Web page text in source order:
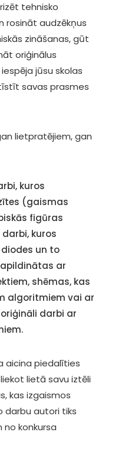
tehnisko
rosināt audzēkņus
zināšanas, gūt
oriģinālus
jūsu skolas
savas prasmes
lietpratējiem, gan
kuros
(gaismas
figūras
kuros
un to
ar
shēmas, kas
algoritmiem vai ar
darbi ar
aicina piedalīties
lietā savu iztēli
kas izgaismos
darbu autori tiks
konkursa